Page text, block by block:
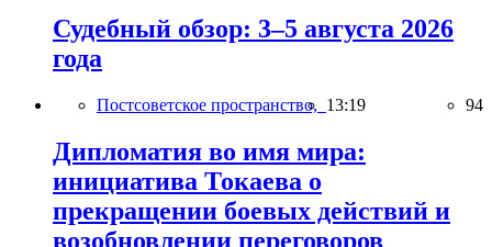
Судебный обзор: 3–5 августа 2026
года
Постсоветское пространство, 13:19 94
Дипломатия во имя мира:
инициатива Токаева о
прекращении боевых действий и
возобновлении переговоров